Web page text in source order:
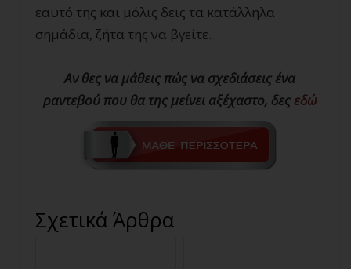
εαυτό της και μόλις δεις τα κατάλληλα
σημάδια, ζήτα της να βγείτε.
Αν θες να μάθεις πώς να σχεδιάσεις ένα
ραντεβού που θα της μείνει αξέχαστο, δες εδώ
Σχετικά Άρθρα